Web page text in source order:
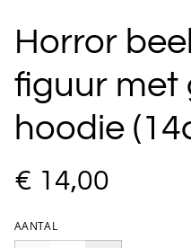
Horror
figuur met
hoodie
€ 14,00
AANTAL